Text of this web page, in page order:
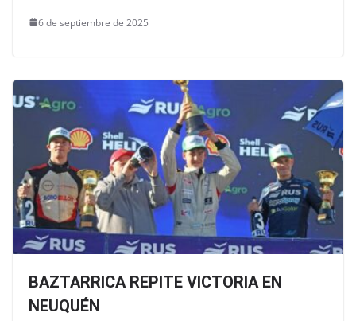
6 de septiembre de 2025
BAZTARRICA REPITE VICTORIA EN
NEUQUÉN